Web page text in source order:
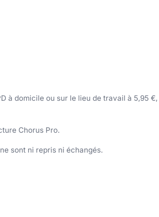
à domicile ou sur le lieu de travail à 5,95
Chorus Pro.
sont ni repris ni échangés.